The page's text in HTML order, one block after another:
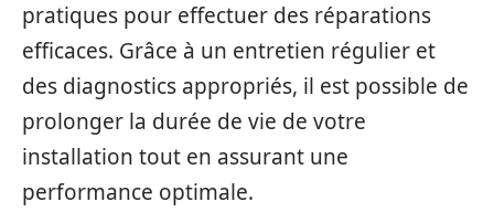
pratiques pour effectuer des réparations
efficaces. Grâce à un entretien régulier et
des diagnostics appropriés, il est possible de
prolonger la durée de vie de votre
installation tout en assurant une
performance optimale.